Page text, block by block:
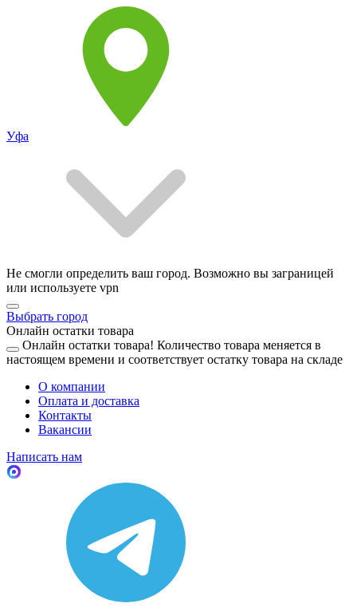
Уфа
Не смогли определить ваш город. Возможно вы заграницей
или используете vpn
Выбрать город
Онлайн остатки товара
Онлайн остатки товара! Количество товара меняется в
настоящем времени и соответствует остатку товара на складе
О компании
Оплата и доставка
Контакты
Вакансии
Написать нам